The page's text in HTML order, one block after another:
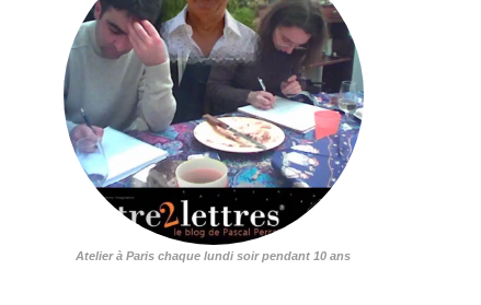
Atelier à Paris chaque lundi soir pendant 10 ans